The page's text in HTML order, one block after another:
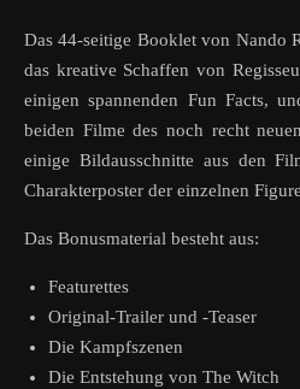
Das 44-seitige Booklet von Nando
das kreative Schaffen von
einigen spannenden Fun Facts,
beiden Filme des noch recht
einige Bildausschnitte aus den
Charakterposter der einzelnen
Das Bonusmaterial besteht aus:
Featurettes
Original-Trailer und -Teaser
Die Kampfszenen
Die Entstehung von The Witch